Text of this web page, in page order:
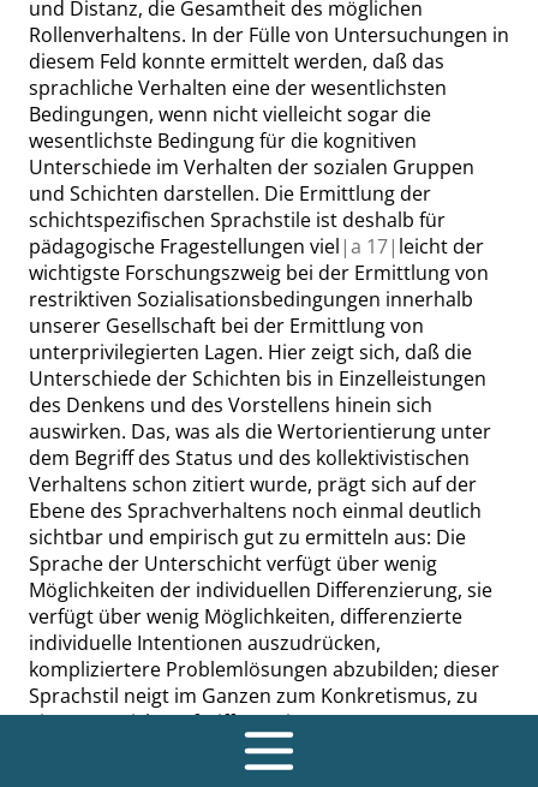
und Distanz, die Gesamtheit des möglichen
Rollenverhaltens. In der Fülle von Untersuchungen in
diesem Feld konnte ermittelt werden, daß das
sprachliche Verhalten eine der wesentlichsten
Bedingungen, wenn nicht vielleicht sogar die
wesentlichste Bedingung für die kognitiven
Unterschiede im Verhalten der sozialen Gruppen
und Schichten darstellen. Die Ermittlung der
schichtspezifischen Sprachstile ist deshalb für
pädagogische Fragestellungen viel |a 17| leicht der
wichtigste Forschungszweig bei der Ermittlung von
restriktiven Sozialisationsbedingungen innerhalb
unserer Gesellschaft bei der Ermittlung von
unterprivilegierten Lagen. Hier zeigt sich, daß die
Unterschiede der Schichten bis in Einzelleistungen
des Denkens und des Vorstellens hinein sich
auswirken. Das, was als die Wertorientierung unter
dem Begriff des Status und des kollektivistischen
Verhaltens schon zitiert wurde, prägt sich auf der
Ebene des Sprachverhaltens noch einmal deutlich
sichtbar und empirisch gut zu ermitteln aus: Die
Sprache der Unterschicht verfügt über wenig
Möglichkeiten der individuellen Differenzierung, sie
verfügt über wenig Möglichkeiten, differenzierte
individuelle Intentionen auszudrücken,
kompliziertere Problemlösungen abzubilden; dieser
Sprachstil neigt im Ganzen zum Konkretismus, zu
einem Verzicht auf Differenzierungen,
Nuancierungen, Individualisierungen. In ihm kann
sich gerade das nicht entwickeln, was uns allen – als